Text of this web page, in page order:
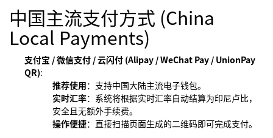
中国主流支付方式 (China
Local Payments)
支付宝 / 微信支付 / 云闪付 (Alipay / WeChat Pay / UnionPay
QR):
推荐使用：支持中国大陆主流电子钱包。
实时汇率：系统将根据实时汇率自动结算为印尼卢比，
安全且无额外手续费。
操作便捷：直接扫描页面生成的二维码即可完成支付。